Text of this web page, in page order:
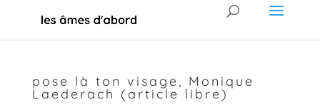
pose là ton visage, Monique
Laederach (article libre)